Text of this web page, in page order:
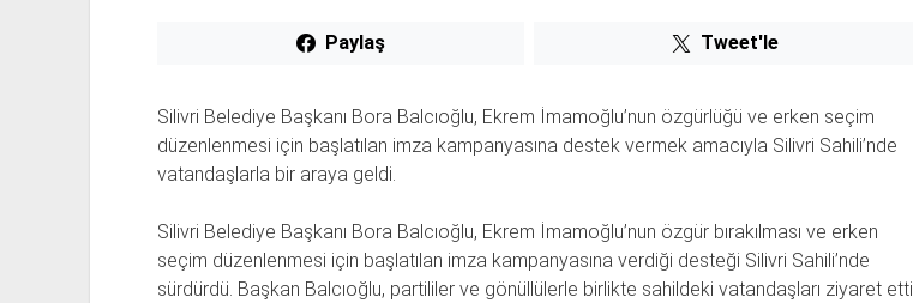
Paylaş Tweet'le
Silivri Belediye Başkanı Bora Balcıoğlu, Ekrem İmamoğlu’nun özgürlüğü ve erken seçim
düzenlenmesi için başlatılan imza kampanyasına destek vermek amacıyla Silivri Sahili’nde
vatandaşlarla bir araya geldi.
Silivri Belediye Başkanı Bora Balcıoğlu, Ekrem İmamoğlu’nun özgür bırakılması ve erken
seçim düzenlenmesi için başlatılan imza kampanyasına verdiği desteği Silivri Sahili’nde
sürdürdü. Başkan Balcıoğlu, partililer ve gönüllülerle birlikte sahildeki vatandaşları ziyaret etti